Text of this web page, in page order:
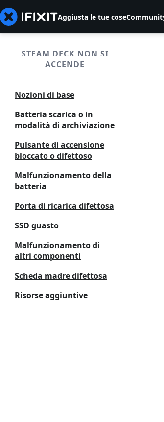
Aggiusta le tue cose
STEAM DECK NON SI
ACCENDE
Nozioni di base
Batteria scarica o in
modalità di archiviazione
Pulsante di accensione
bloccato o difettoso
Malfunzionamento della
batteria
Porta di ricarica difettosa
SSD guasto
Malfunzionamento di
altri componenti
Scheda madre difettosa
Risorse aggiuntive